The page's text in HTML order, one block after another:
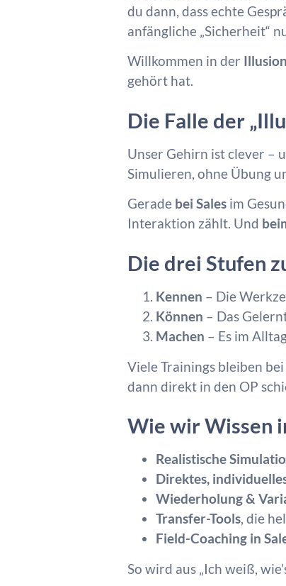
du dann, dass echte
anfängliche „Sicherheit“
Willkommen in der
gehört hat.
Die Falle der
Unser Gehirn ist clever –
Simulieren, ohne Übung
Gerade bei Sales im
Interaktion zählt. Und
Die drei Stufen
Kennen – Die
Können – Das
Machen – Es im
Viele Trainings bleiben
dann direkt in den OP
Wie wir Wissen
Realistische
Direktes,
Wiederholung &
Transfer-Tools, die
Field-Coaching in
So wird aus „Ich weiß,